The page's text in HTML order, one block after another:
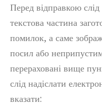
Перед відправкою
текстова частина
помилок, а саме
посил або
перераховані вище
слід надіслати
вказати: